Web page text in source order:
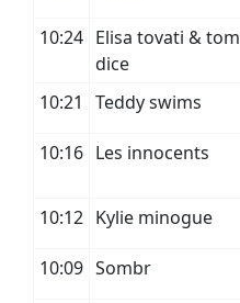
10:24 Elisa tovati & tom
dice
10:21 Teddy swims
10:16 Les innocents
10:12 Kylie minogue
10:09 Sombr